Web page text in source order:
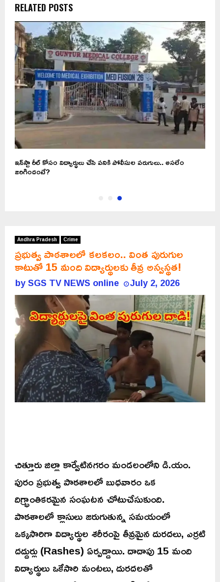
RELATED POSTS
ఇన్‌స్టా రీల్ కోసం విద్యార్ధులు చేసి పనికి పోలీసుల పరుగులు.. అసలేం
జరిగిందంటే?
Andhra Pradesh Crime
ప్రభుత్వ పాఠశాలలో కలకలం.. వింత పురుగుల
కాటుతో 15 మంది విద్యార్థులకు తీవ్ర అస్వస్థత!
bySGS TV NEWS online July 2, 2026
చిత్తూరు జిల్లా కార్వేటినగరం మండలంలోని డి.యం.
పురం ప్రభుత్వ పాఠశాలలో బుధవారం ఒక
దిగ్భ్రాంతికరమైన సంఘటన చోటుచేసుకుంది.
పాఠశాలలో క్లాసులు జరుగుతున్న సమయంలో
ఒక్కసారిగా విద్యార్థుల శరీరంపై తీవ్రమైన దురదలు, ఎర్రటి
దద్దుర్లు (Rashes) ఏర్పడ్డాయి. దాదాపు 15 మంది
విద్యార్థులు ఒకేసారి మంటలు, దురదలతో